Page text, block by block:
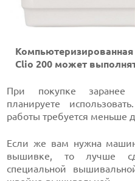
Clio 200 может
При покупке заранее
планируете
работы требуется меньше
Если же вам нужна
вышивке, то лучше
специальной